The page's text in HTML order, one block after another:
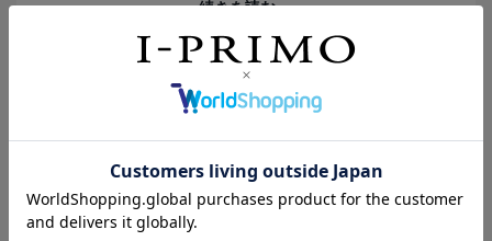
婚約指輪似合う形を店員さんに色々取り繕ってもらい大満足です。
続きを読む
参考になった
最高の思い出